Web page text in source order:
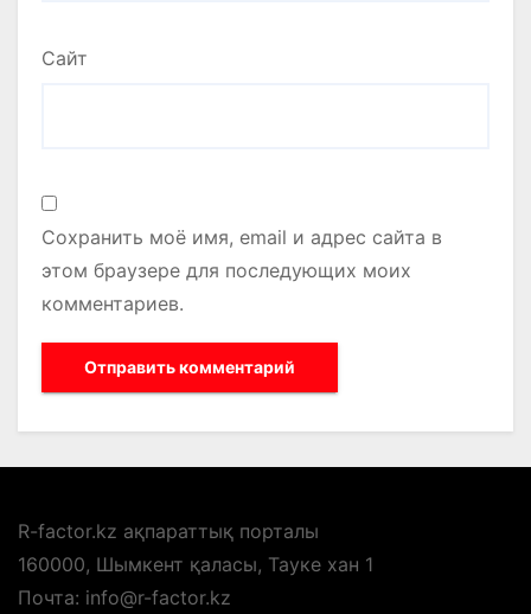
Сайт
Сохранить моё имя, email и адрес сайта в
этом браузере для последующих моих
комментариев.
R-factor.kz ақпараттық порталы
160000, Шымкент қаласы, Тауке хан 1
Почта: info@r-factor.kz